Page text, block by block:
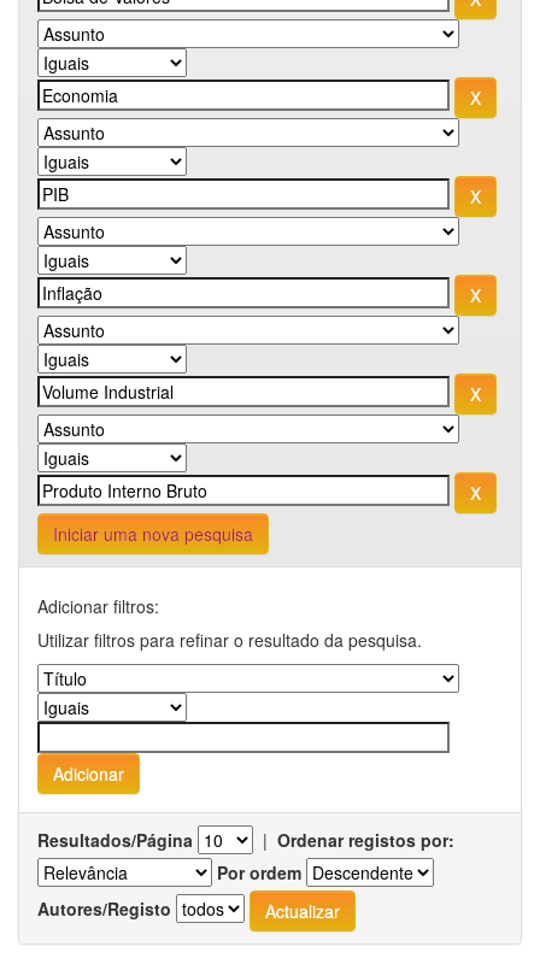
Iniciar uma nova pesquisa
Adicionar filtros:
Utilizar filtros para refinar o resultado da pesquisa.
Resultados/Página | Ordenar registos por:
Por ordem
Autores/Registo